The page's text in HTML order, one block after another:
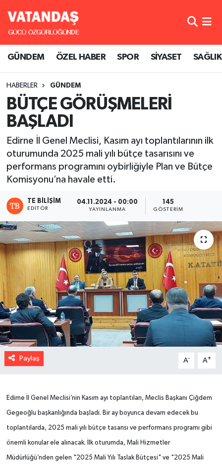
GÜNDEM ÖZEL HABER SPOR SİYASET SAĞLIK
HABERLER GÜNDEM
BÜTÇE GÖRÜŞMELERİ
BAŞLADI
Edirne İl Genel Meclisi, Kasım ayı toplantılarının ilk
oturumunda 2025 mali yılı bütçe tasarısını ve
performans programını oybirliğiyle Plan ve Bütçe
Komisyonu’na havale etti.
TE BILIŞIM
EDITÖR
04.11.2024 - 00:00
YAYINLANMA
145
GÖSTERIM
Paylaş A- A+
Edirne İl Genel Meclisi’nin Kasım ayı toplantıları, Meclis Başkanı Çiğdem
Gegeoğlu başkanlığında başladı. Bir ay boyunca devam edecek bu
toplantılarda, 2025 mali yılı bütçe tasarısı ve performans programı gibi
önemli konular ele alınacak. İlk oturumda, Mali Hizmetler
Müdürlüğü’nden gelen "2025 Mali Yılı Taslak Bütçesi" ve "2025 Mali
GÜNDEM
SPOR
SİYASET
SAĞLIK
Hava Durumu
Süper Lig Puan Durumu ve Fikstür
Tüm Manşetler
Son Dakika Haberleri
Haber Arşivi